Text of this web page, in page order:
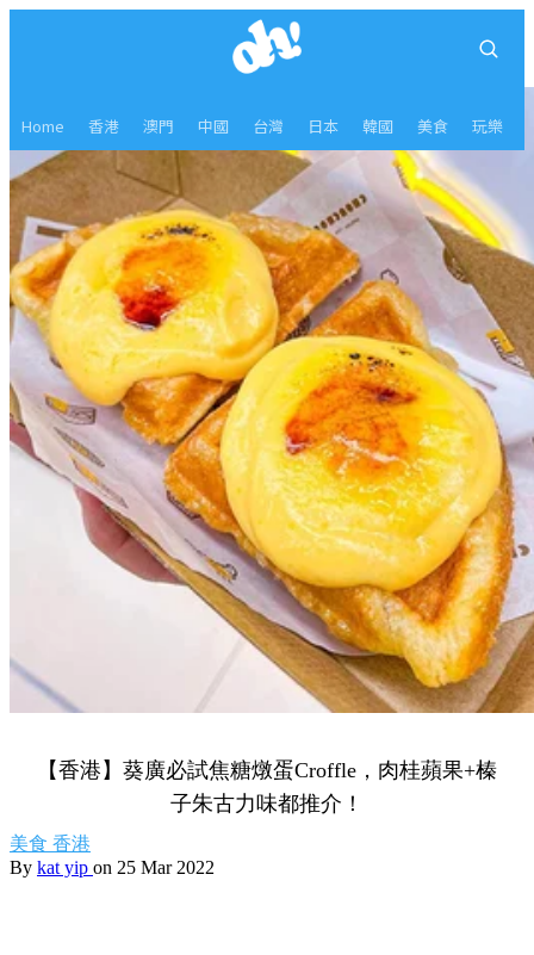
Home 香港 澳門 中國 台灣 日本 韓國 美食 玩樂
【香港】葵廣必試焦糖燉蛋Croffle，肉桂蘋果+榛
子朱古力味都推介！
美食 香港
By kat yip on 25 Mar 2022